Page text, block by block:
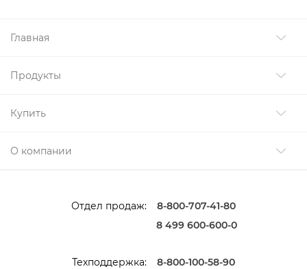
Главная
Продукты
Купить
О компании
Отдел продаж:
8-800-707-41-80
8 499 600-600-0
Техподдержка: 8-800-100-58-90